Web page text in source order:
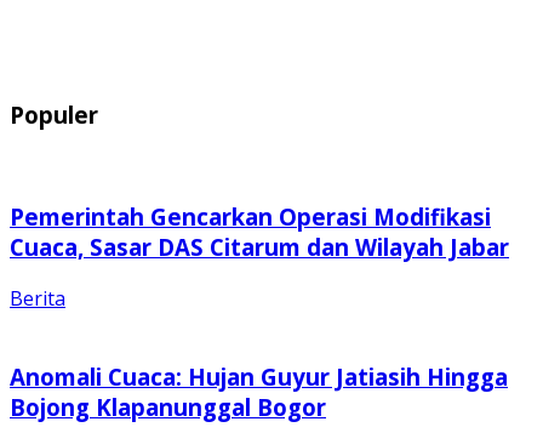
Populer
Pemerintah Gencarkan Operasi Modifikasi
Cuaca, Sasar DAS Citarum dan Wilayah Jabar
Berita
Anomali Cuaca: Hujan Guyur Jatiasih Hingga
Bojong Klapanunggal Bogor